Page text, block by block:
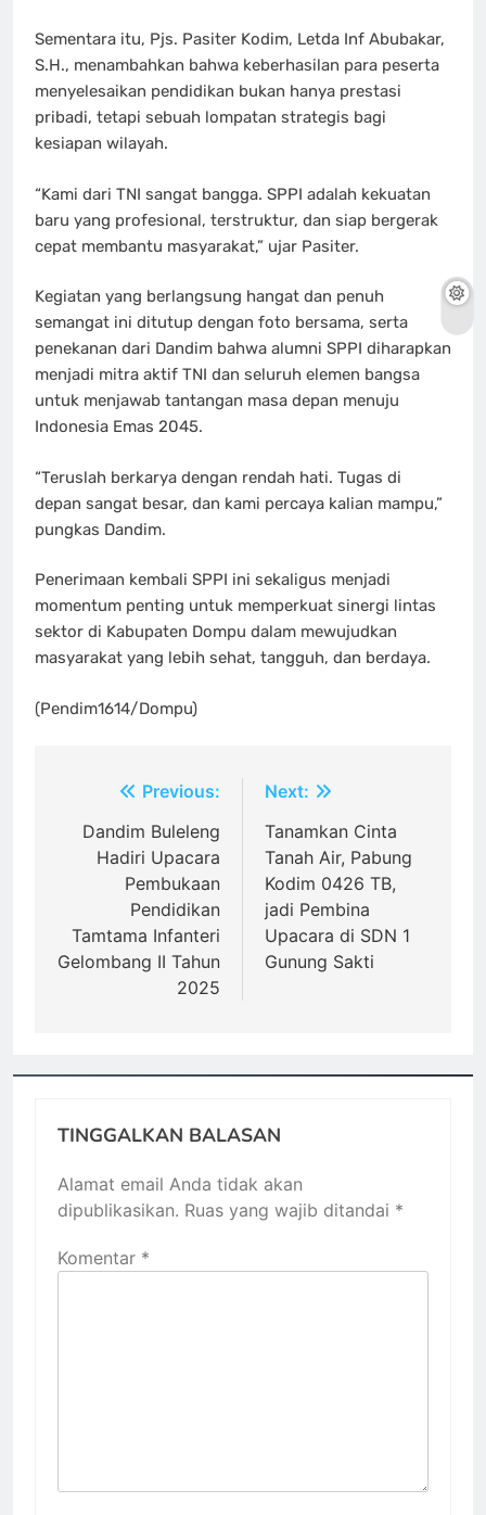
Sementara itu, Pjs. Pasiter Kodim, Letda Inf Abubakar,
S.H., menambahkan bahwa keberhasilan para peserta
menyelesaikan pendidikan bukan hanya prestasi
pribadi, tetapi sebuah lompatan strategis bagi
kesiapan wilayah.
“Kami dari TNI sangat bangga. SPPI adalah kekuatan
baru yang profesional, terstruktur, dan siap bergerak
cepat membantu masyarakat,” ujar Pasiter.
Kegiatan yang berlangsung hangat dan penuh
semangat ini ditutup dengan foto bersama, serta
penekanan dari Dandim bahwa alumni SPPI diharapkan
menjadi mitra aktif TNI dan seluruh elemen bangsa
untuk menjawab tantangan masa depan menuju
Indonesia Emas 2045.
“Teruslah berkarya dengan rendah hati. Tugas di
depan sangat besar, dan kami percaya kalian mampu,”
pungkas Dandim.
Penerimaan kembali SPPI ini sekaligus menjadi
momentum penting untuk memperkuat sinergi lintas
sektor di Kabupaten Dompu dalam mewujudkan
masyarakat yang lebih sehat, tangguh, dan berdaya.
(Pendim1614/Dompu)
Navigasi
pos
Previous:
Dandim Buleleng
Hadiri Upacara
Pembukaan
Pendidikan
Tamtama Infanteri
Gelombang II Tahun
2025
Next:
Tanamkan Cinta
Tanah Air, Pabung
Kodim 0426 TB,
jadi Pembina
Upacara di SDN 1
Gunung Sakti
TINGGALKAN BALASAN
Alamat email Anda tidak akan
dipublikasikan. Ruas yang wajib ditandai *
Komentar *